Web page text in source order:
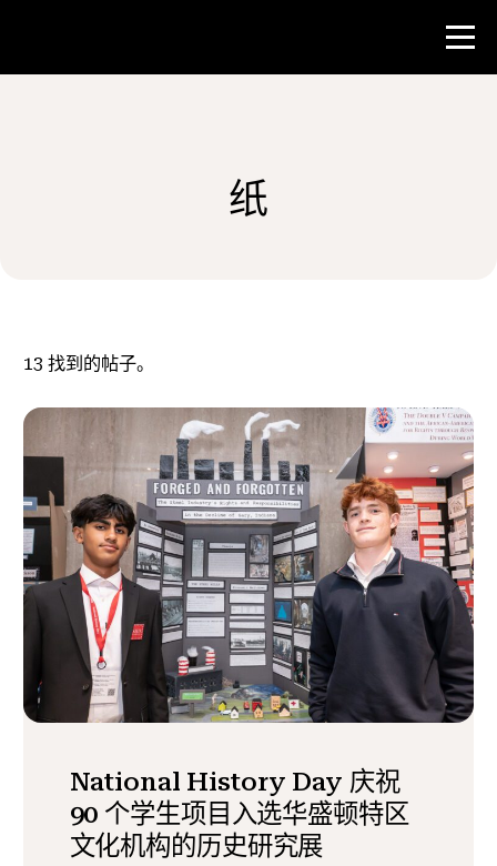
参与其中
纸
13 找到的帖子。
National History Day 庆祝
90 个学生项目入选华盛顿特区
文化机构的历史研究展